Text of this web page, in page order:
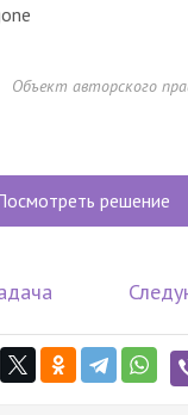
Объект авторского
решение